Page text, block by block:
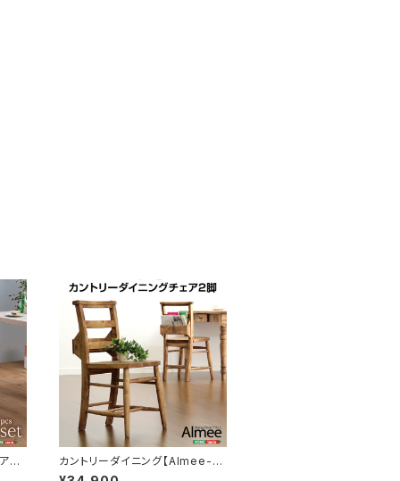
2
カントリーダイニング【Almee-ア
ルム-】ダイニングチェア2脚セッ